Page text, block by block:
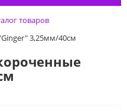
товаров
3,25мм/40см